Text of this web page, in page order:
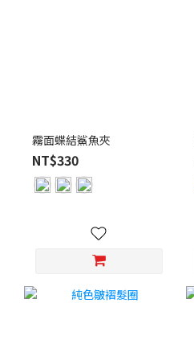
霧面蝶結鯊魚夾
NT$330